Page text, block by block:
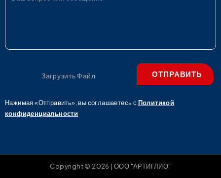
Загрузить Файл
Нажимая «Отправить», вы соглашаетесь с Политикой
конфиденциальности
ОТПРАВИТЬ
Copyright © 2026 | ООО "АРТИГЛИО"